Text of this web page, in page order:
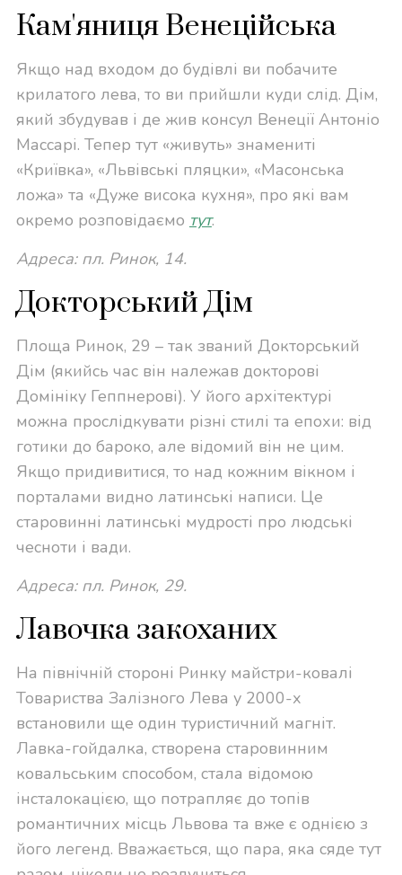
Кам'яниця Венеційська
Якщо над входом до будівлі ви побачите
крилатого лева, то ви прийшли куди слід. Дім,
який збудував і де жив консул Венеції Антоніо
Массарі. Тепер тут «живуть» знамениті
«Криївка», «Львівські пляцки», «Масонська
ложа» та «Дуже висока кухня», про які вам
окремо розповідаємо тут.
Адреса: пл. Ринок, 14.
Докторський Дім
Площа Ринок, 29 – так званий Докторський
Дім (якийсь час він належав докторові
Домініку Геппнерові). У його архітектурі
можна прослідкувати різні стилі та епохи: від
готики до бароко, але відомий він не цим.
Якщо придивитися, то над кожним вікном і
порталами видно латинські написи. Це
старовинні латинські мудрості про людські
чесноти і вади.
Адреса: пл. Ринок, 29.
Лавочка закоханих
На північній стороні Ринку майстри-ковалі
Товариства Залізного Лева у 2000-х
встановили ще один туристичний магніт.
Лавка-гойдалка, створена старовинним
ковальським способом, стала відомою
інсталокацією, що потрапляє до топів
романтичних місць Львова та вже є однією з
його легенд. Вважається, що пара, яка сяде тут